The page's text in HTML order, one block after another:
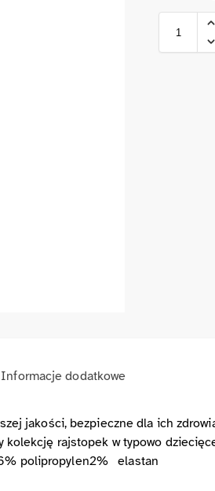
Informacje dodatkowe
jakości, bezpieczne dla ich
rajstopek w typowo
polipropylen2% elastan